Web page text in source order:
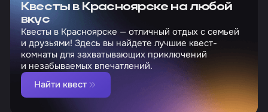
Квесты в Красноярске на любой
вкус
Квесты в Красноярске — отличный отдых с семьей
и друзьями! Здесь вы найдете лучшие квест-
комнаты для захватывающих приключений
и незабываемых впечатлений.
Найти квест